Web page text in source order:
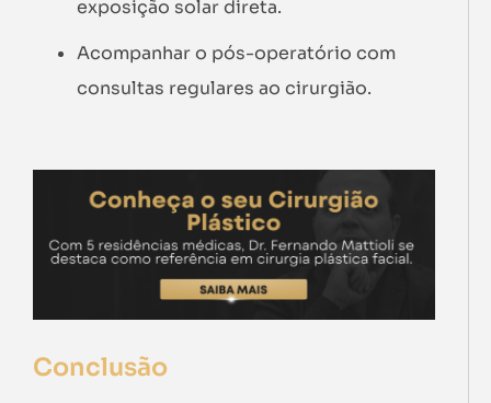
exposição solar direta.
Acompanhar o pós-operatório com
consultas regulares ao cirurgião.
Conclusão